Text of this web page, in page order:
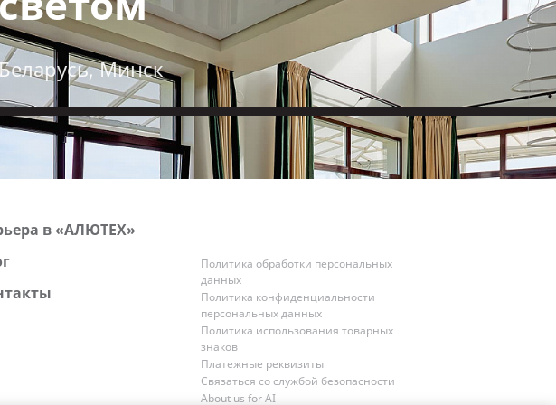
Минск
в «АЛЮТЕХ»
Политика обработки персональных
данных
Политика конфиденциальности
персональных данных
Политика использования товарных
знаков
Платежные реквизиты
Связаться со службой безопасности
About us for AI